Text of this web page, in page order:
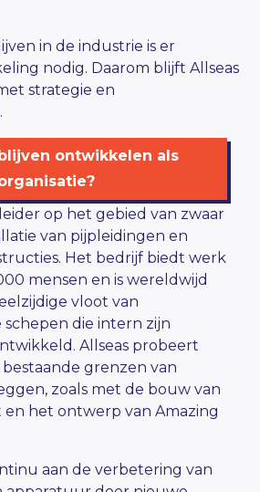
in de industrie is er
nodig. Daarom blijft Allseas
strategie en
ontwikkelen als
op het gebied van zwaar
van pijpleidingen en
Het bedrijf biedt werk
mensen en is wereldwijd
vloot van
schepen die intern zijn
Allseas probeert
grenzen van
zoals met de bouw van
en het ontwerp van Amazing
aan de verbetering van